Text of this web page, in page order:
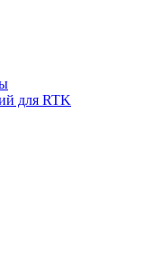
для RTK